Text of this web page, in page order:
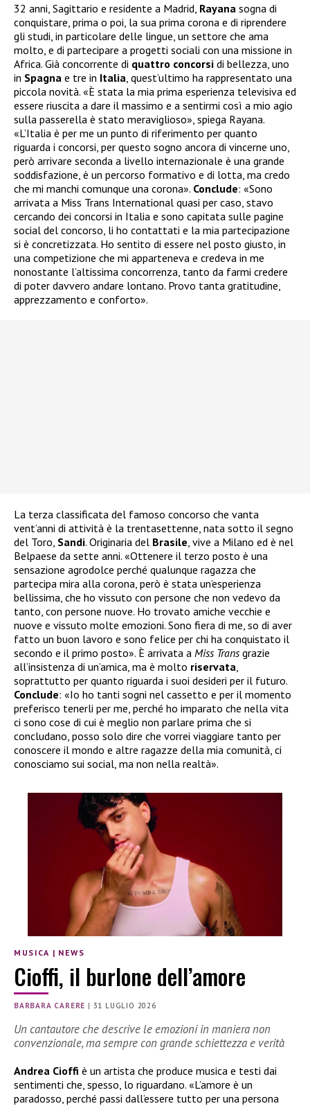
32 anni, Sagittario e residente a Madrid, Rayana sogna di
conquistare, prima o poi, la sua prima corona e di riprendere
gli studi, in particolare delle lingue, un settore che ama
molto, e di partecipare a progetti sociali con una missione in
Africa. Già concorrente di quattro concorsi di bellezza, uno
in Spagna e tre in Italia , quest’ultimo ha rappresentato una
piccola novità. «È stata la mia prima esperienza televisiva ed
essere riuscita a dare il massimo e a sentirmi così a mio agio
sulla passerella è stato meraviglioso», spiega Rayana.
«L’Italia è per me un punto di riferimento per quanto
riguarda i concorsi, per questo sogno ancora di vincerne uno,
però arrivare seconda a livello internazionale è una grande
soddisfazione, è un percorso formativo e di lotta, ma credo
che mi manchi comunque una corona». Conclude: «Sono
arrivata a Miss Trans International quasi per caso, stavo
cercando dei concorsi in Italia e sono capitata sulle pagine
social del concorso, li ho contattati e la mia partecipazione
si è concretizzata. Ho sentito di essere nel posto giusto, in
una competizione che mi apparteneva e credeva in me
nonostante l’altissima concorrenza, tanto da farmi credere
di poter davvero andare lontano. Provo tanta gratitudine,
apprezzamento e conforto».
La terza classificata del famoso concorso che vanta
vent’anni di attività è la trentasettenne, nata sotto il segno
del Toro, Sandi. Originaria del Brasile , vive a Milano ed è nel
Belpaese da sette anni. «Ottenere il terzo posto è una
sensazione agrodolce perché qualunque ragazza che
partecipa mira alla corona, però è stata un’esperienza
bellissima, che ho vissuto con persone che non vedevo da
tanto, con persone nuove. Ho trovato amiche vecchie e
nuove e vissuto molte emozioni. Sono fiera di me, so di aver
fatto un buon lavoro e sono felice per chi ha conquistato il
secondo e il primo posto». È arrivata a Miss Transgrazie
all’insistenza di un’amica, ma è molto riservata
soprattutto per quanto riguarda i suoi desideri per il futuro.
Conclude: «Io ho tanti sogni nel cassetto e per il momento
preferisco tenerli per me, perché ho imparato che nella vita
ci sono cose di cui è meglio non parlare prima che si
concludano, posso solo dire che vorrei viaggiare tanto per
conoscere il mondo e altre ragazze della mia comunità, ci
conosciamo sui social, ma non nella realtà».
MUSICA | NEWS
Cioffi, il burlone dell’amore
BARBARA CARERE | 31 LUGLIO 2026
Un cantautore che descrive le emozioni in maniera non
convenzionale, ma sempre con grande schiettezza e verità
Andrea Cioffi è un artista che produce musica e testi dai
sentimenti che, spesso, lo riguardano. «L’amore è un
paradosso, perché passi dall’essere tutto per una persona